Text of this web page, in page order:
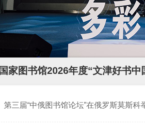
国家图书馆2026年度“文津好书
第三届“中俄图书馆论坛”在俄罗斯莫斯科